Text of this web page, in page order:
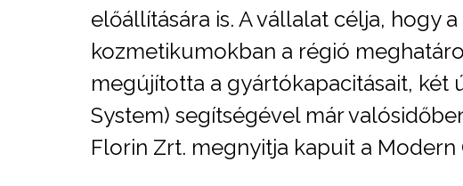
előállítására is. A vállalat célja, hogy
kozmetikumokban a régió
megújította a gyártókapacitásait, két
System) segítségével már
Florin Zrt. megnyitja kapuit a